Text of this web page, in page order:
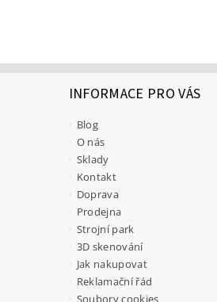
INFORMACE PRO VÁS
Blog
O nás
Sklady
Kontakt
Doprava
Prodejna
Strojní park
3D skenování
Jak nakupovat
Reklamační řád
Soubory cookies